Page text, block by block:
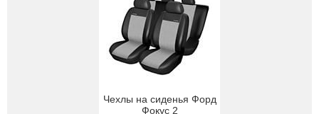
Чехлы на сиденья Форд
Фокус 2